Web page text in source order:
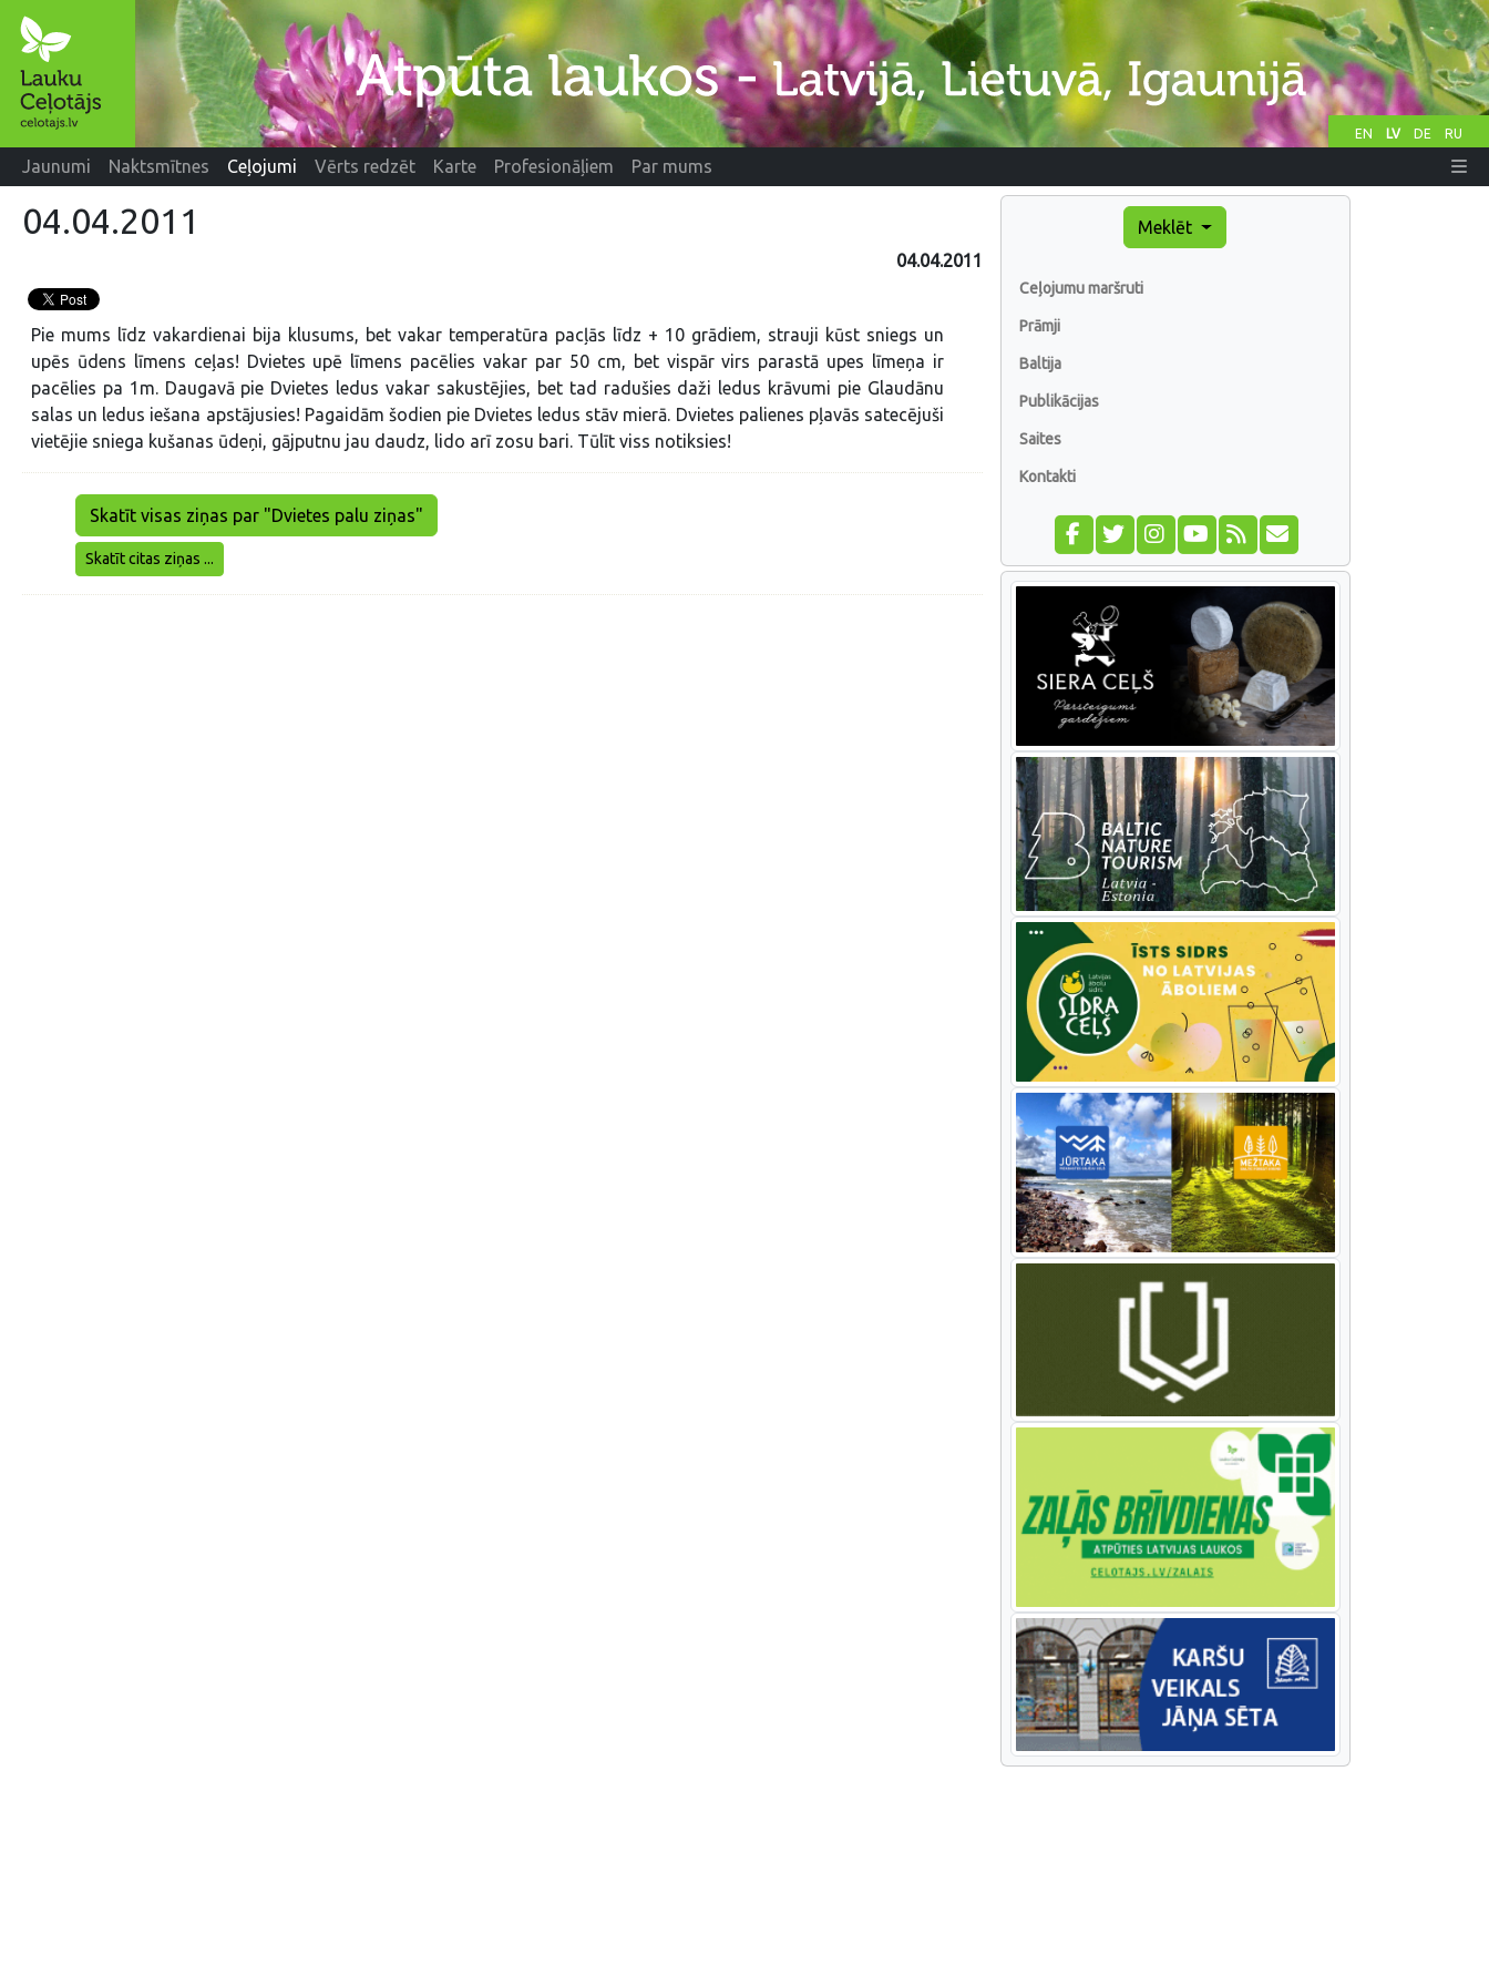
EN LV DE RU
Jaunumi Naktsmītnes Ceļojumi Vērts redzēt Karte Profesionāļiem Par mums
04.04.2011
04.04.2011
Pie mums līdz vakardienai bija klusums, bet vakar temperatūra pacļās līdz + 10 grādiem, strauji kūst sniegs un
upēs ūdens līmens ceļas! Dvietes upē līmens pacēlies vakar par 50 cm, bet vispār virs parastā upes līmeņa ir
pacēlies pa 1m. Daugavā pie Dvietes ledus vakar sakustējies, bet tad radušies daži ledus krāvumi pie Glaudānu
salas un ledus iešana apstājusies! Pagaidām šodien pie Dvietes ledus stāv mierā. Dvietes palienes pļavās satecējuši
vietējie sniega kušanas ūdeņi, gājputnu jau daudz, lido arī zosu bari. Tūlīt viss notiksies!
Skatīt visas ziņas par "Dvietes palu ziņas"
Skatīt citas ziņas ...
Meklēt
Ceļojumu maršruti
Prāmji
Baltija
Publikācijas
Saites
Kontakti